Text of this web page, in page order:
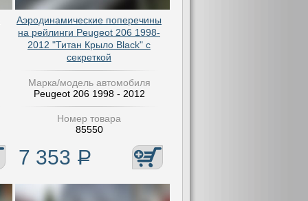
Аэродинамические поперечины
на рейлинги Peugeot 206 1998-
2012 "Титан Крыло Black" с
секреткой
Марка/модель автомобиля
Peugeot 206 1998 - 2012
Номер товара
85550
7 353 Р